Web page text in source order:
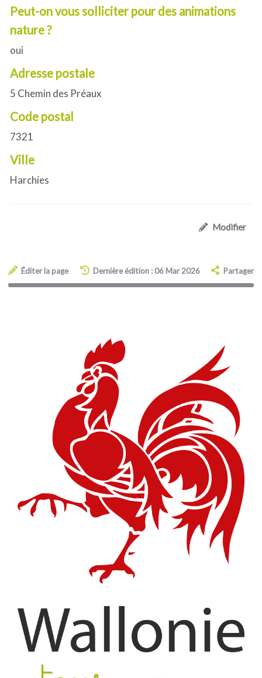
Peut-on vous solliciter pour des animations
nature ?
oui
Adresse postale
5 Chemin des Préaux
Code postal
7321
Ville
Harchies
Modifier
Éditer la page Dernière édition : 06 Mar 2026 Partager